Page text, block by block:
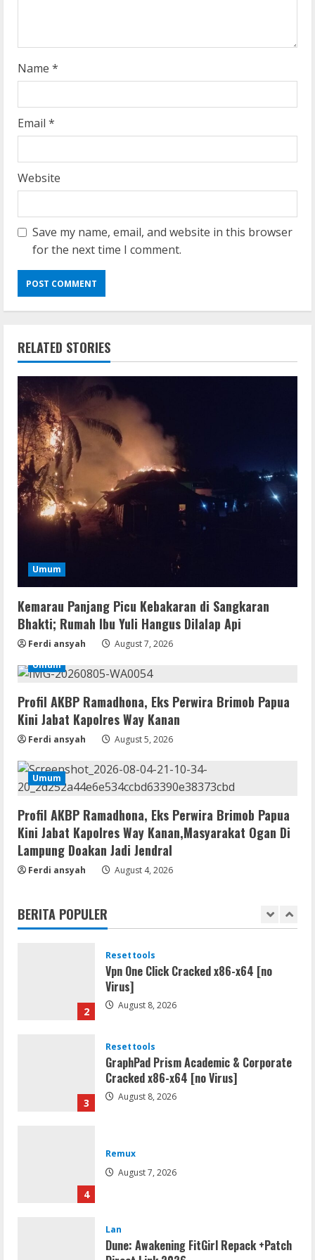
g
Name *
Email *
Website
Save my name, email, and website in this browser
for the next time I comment.
RELATED STORIES
Umum
Kemarau Panjang Picu Kebakaran di Sangkaran
Bhakti; Rumah Ibu Yuli Hangus Dilalap Api
Ferdi ansyah
August 7, 2026
Umum
Profil AKBP Ramadhona, Eks Perwira Brimob Papua
Kini Jabat Kapolres Way Kanan
Ferdi ansyah August 5, 2026
Umum
Profil AKBP Ramadhona, Eks Perwira Brimob Papua
Kini Jabat Kapolres Way Kanan,Masyarakat Ogan Di
Lampung Doakan Jadi Jendral
Ferdi ansyah August 4, 2026
BERITA POPULER
Resettools
Vpn One Click Cracked x86-x64 [no
Virus]
3
Resettools
GraphPad Prism Academic & Corporate
Cracked x86-x64 [no Virus]
August 8, 2026
4
Remux
August 7, 2026
5
Lan
Dune: Awakening FitGirl Repack +Patch
August 7, 2026
1
Movies
Vertex Force 2026 BRRip UHD DDP5.1
2
Resettools
Vpn One Click Cracked x86-x64 [no
Virus]
August 8, 2026
3
Resettools
GraphPad Prism Academic & Corporate
Cracked x86-x64 [no Virus]
August 8, 2026
4
Remux
August 7, 2026
Lan
Dune: Awakening FitGirl Repack +Patch